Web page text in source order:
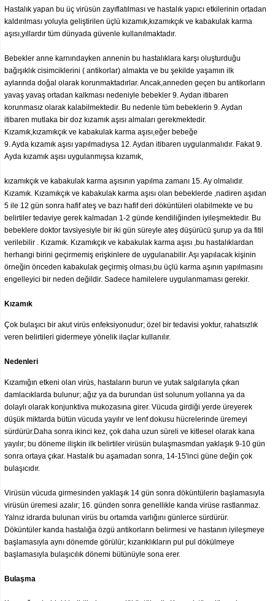
Hastalık yapan bu üç virüsün zayıflatılması ve hastalık yapıcı etkilerinin ortadan
kaldırılması yoluyla geliştirilen üçlü kızamık,kızamıkçık ve kabakulak karma
aşısı,yıllardır tüm dünyada güvenle kullanılmaktadır.
Bebekler anne karnındayken annenin bu hastalıklara karşı oluşturduğu
bağışıklık cisimciklerini ( antikorlar) almakta ve bu şekilde yaşamın ilk
aylarında doğal olarak korunmaktadırlar. Ancak,anneden geçen bu antikorların
yavaş yavaş ortadan kalkması nedeniyle bebekler 9. Aydan itibaren
korunmasız olarak kalabilmektedir. Bu nedenle tüm bebeklerin 9. Aydan
itibaren mutlaka bir doz kızamık aşısı almaları gerekmektedir.
Kızamık,kızamıkçık ve kabakulak karma aşısı,eğer bebeğe
9. Ayda kızamık aşısı yapılmadıysa 12. Aydan itibaren uygulanmalıdır. Fakat 9.
Ayda kızamık aşısı uygulanmışsa kızamık,
kızamıkçık ve kabakulak karma aşısının yapılma zamanı 15. Ay olmalıdır.
Kızamık. Kızamıkçık ve kabakulak karma aşısı olan bebeklerde ,nadiren aşıdan
5 ile 12 gün sonra hafif ateş ve bazı hafif deri döküntüleri olabilmekte ve bu
belirtiler tedaviye gerek kalmadan 1-2 günde kendiliğinden iyileşmektedir. Bu
bebeklere doktor tavsiyesiyle bir iki gün süreyle ateş düşürücü şurup ya da fitil
verilebilir . Kızamık. Kızamıkçık ve kabakulak karma aşısı ,bu hastalıklardan
herhangi birini geçirmemiş erişkinlere de uygulanabilir. Aşı yapılacak kişinin
örneğin önceden kabakulak geçirmiş olması,bu üçlü karma aşının yapılmasını
engelleyici bir neden değildir. Sadece hamilelere uygulanmaması gerekir.
Kızamık
Çok bulaşıcı bir akut virüs enfeksiyonudur; özel bir tedavisi yoktur, rahatsızlık
veren belirtileri gidermeye yönelik ilaçlar kullanılır.
Nedenleri
Kızamığın etkeni olan virüs, hastaların burun ve yutak salgılarıyla çıkan
damlacıklarda bulunur; ağız ya da burundan üst solunum yollanna ya da
dolaylı olarak konjunktiva mukozasına girer. Vücuda girdiği yerde üreyerek
düşük miktarda bütün vücuda yayılır ve lenf dokusu hücrelerinde üremeyi
sürdürür.Daha sonra ikinci kez, çok daha uzun süreli ve kitlesel olarak kana
yayılır; bu döneme ilişkin ilk belirtiler virüsün bulaşmasmdan yaklaşık 9-10 gün
sonra ortaya çıkar. Hastalık bu aşamadan sonra, 14-15'inci güne değin çok
bulaşıcıdır.
Virüsün vücuda girmesinden yaklaşık 14 gün sonra döküntülerin başlamasıyla
virüsün üremesi azalır; 16. günden sonra genellikle kanda virüse rastlanmaz.
Yalnız idrarda bulunan virüs bu ortamda varlığını günlerce sürdürür.
Döküntüler kanda hastalığa özgü antikorların belirmesi ve hastanın iyileşmeye
başlamasıyla aynı dönemde görülür; kızarıklıkların pul pul dökülmeye
başlamasıyla bulaşıcılık dönemi bütünüyle sona erer.
Bulaşma